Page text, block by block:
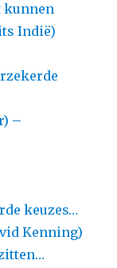
kunnen
Indië)
–
keuzes…
Kenning)